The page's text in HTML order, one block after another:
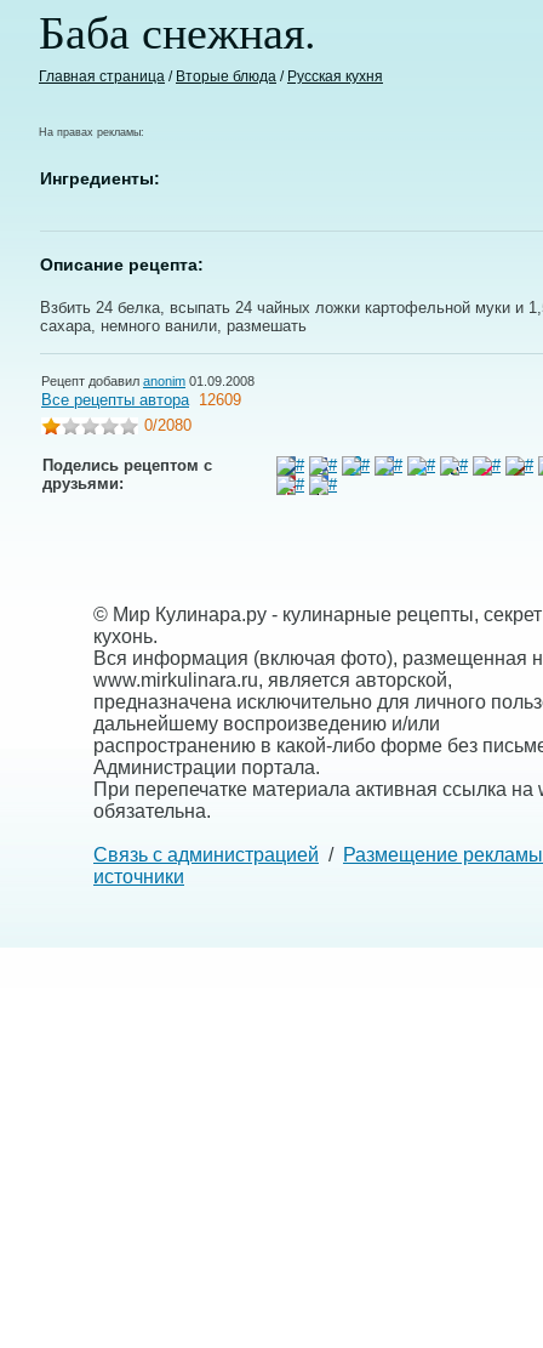
Баба снежная.
Главная страница / Вторые блюда / Русская кухня
На правах рекламы:
Ингредиенты:
Описание рецепта:
Взбить 24 белка, всыпать 24 чайных ложки картофельной муки и
сахара, немного ванили, размешать
Рецепт добавил anonim 01.09.2008
Все рецепты автора 12609
0/2080
Поделись рецептом с
друзьями:
© Мир Кулинара.ру - кулинарные рецепты,
кухонь.
Вся информация (включая фото), размещенная
www.mirkulinara.ru, является авторской,
предназначена исключительно для личного
дальнейшему воспроизведению и/или
распространению в какой-либо форме без
Администрации портала.
При перепечатке материала активная ссылка на
обязательна.
Связь с администрацией / Размещение рекламы
источники